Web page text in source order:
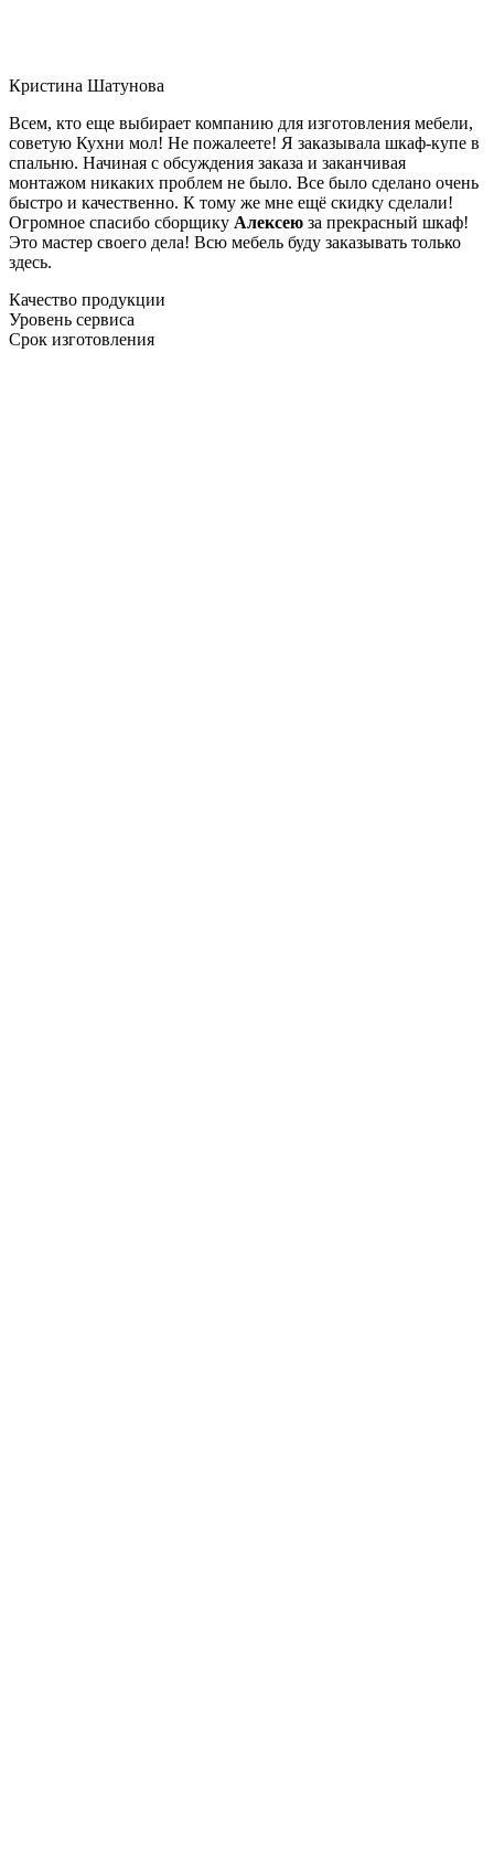
Кристина Шатунова
Всем, кто еще выбирает компанию для изготовления мебели,
советую Кухни мол! Не пожалеете! Я заказывала шкаф-купе в
спальню. Начиная с обсуждения заказа и заканчивая
монтажом никаких проблем не было. Все было сделано очень
быстро и качественно. К тому же мне ещё скидку сделали!
Огромное спасибо сборщику Алексею за прекрасный шкаф!
Это мастер своего дела! Всю мебель буду заказывать только
здесь.
Качество продукции
Уровень сервиса
Срок изготовления